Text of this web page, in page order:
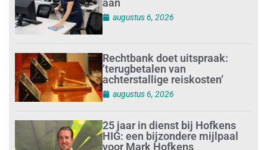
augustus 6, 2026
Rechtbank doet uitspraak:
’terugbetalen van
achterstallige reiskosten’
augustus 6, 2026
25 jaar in dienst bij Hofkens
HIG: een bijzondere mijlpaal
voor Mark Hofkens